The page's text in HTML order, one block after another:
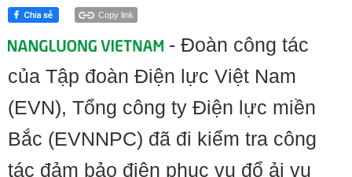
Copy link
- Đoàn công tác
của Tập đoàn Điện lực Việt Nam
(EVN), Tổng công ty Điện lực miền
Bắc (EVNNPC) đã đi kiểm tra công
tác đảm bảo điện phục vụ đổ ải vụ